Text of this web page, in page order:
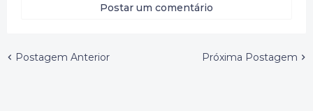
Postar um comentário
Postagem Anterior Próxima Postagem